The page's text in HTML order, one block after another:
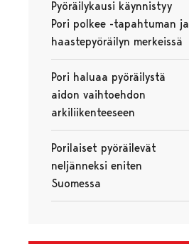
Pyöräilykausi käynnistyy
Pori polkee -tapahtuman ja
haastepyöräilyn merkeissä
Pori haluaa pyöräilystä
aidon vaihtoehdon
arkiliikenteeseen
Porilaiset pyöräilevät
neljänneksi eniten
Suomessa